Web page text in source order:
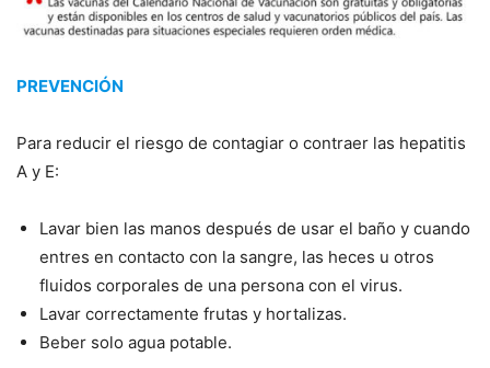
PREVENCIÓN
Para reducir el riesgo de contagiar o contraer las hepatitis
A y E:
Lavar bien las manos después de usar el baño y cuando
entres en contacto con la sangre, las heces u otros
fluidos corporales de una persona con el virus.
Lavar correctamente frutas y hortalizas.
Beber solo agua potable.